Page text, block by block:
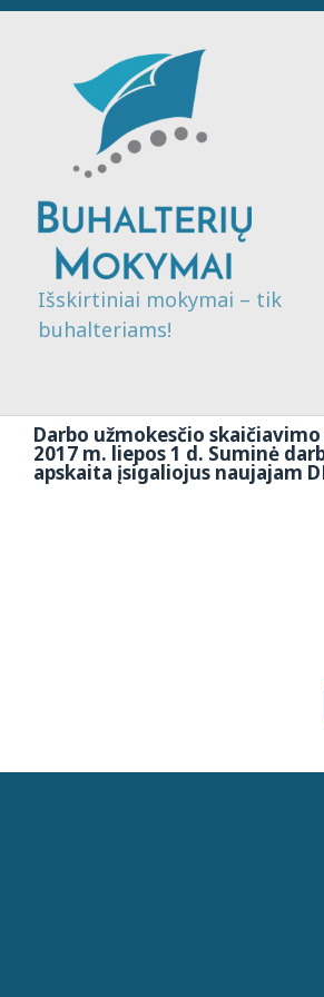
Išskirtiniai mokymai – tik
buhalteriams!
Darbo užmokesčio
2017 m. liepos 1 d. Suminė
apskaita įsigaliojus naujajam